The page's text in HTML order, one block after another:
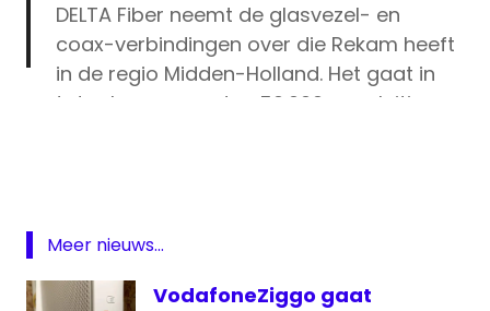
DELTA Fiber neemt de glasvezel- en
coax-verbindingen over die Rekam heeft
in de regio Midden-Holland. Het gaat in
totaal om meer dan 50.000 aansluitingen.
— DELTA Fiber (@deltafiber)
2021
REKAM
Meer nieuws...
VodafoneZiggo gaat